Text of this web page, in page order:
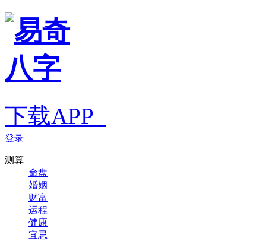
下载APP
登录
测算
命盘
婚姻
财富
运程
健康
宜忌